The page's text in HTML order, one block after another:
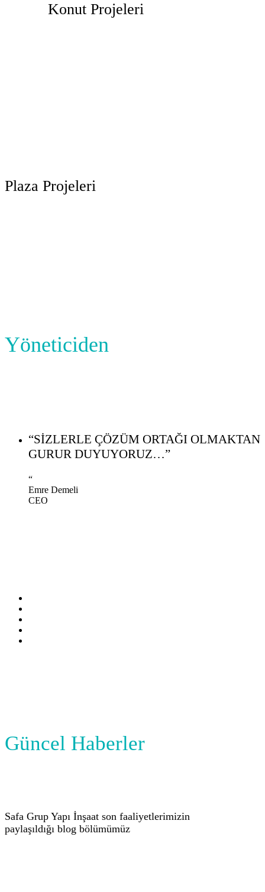
Konut Projeleri
Plaza Projeleri
Yöneticiden
“SİZLERLE ÇÖZÜM ORTAĞI OLMAKTAN
GURUR DUYUYORUZ…”
“
Emre Demeli
CEO
Güncel Haberler
Safa Grup Yapı İnşaat son faaliyetlerimizin
paylaşıldığı blog bölümümüz